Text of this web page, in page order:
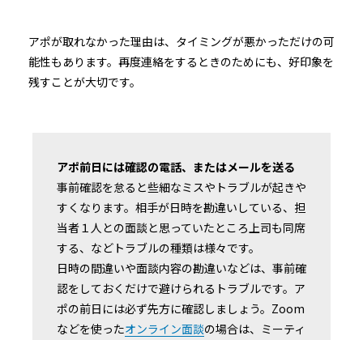
アポが取れなかった理由は、タイミングが悪かっただけの可
能性もあります。再度連絡をするときのためにも、好印象を
残すことが大切です。
アポ前日には確認の電話、またはメールを送る
事前確認を怠ると些細なミスやトラブルが起きや
すくなります。相手が日時を勘違いしている、担
当者１人との面談と思っていたところ上司も同席
する、などトラブルの種類は様々です。
日時の間違いや面談内容の勘違いなどは、事前確
認をしておくだけで避けられるトラブルです。ア
ポの前日には必ず先方に確認しましょう。Zoom
などを使ったオンライン面談の場合は、ミーティ